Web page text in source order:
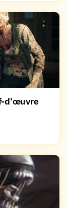
d'œuvre